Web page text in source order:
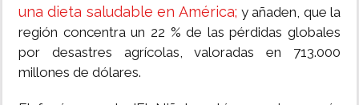
una dieta saludable en América; y añaden, que la
región concentra un 22 % de las pérdidas globales
por desastres agrícolas, valoradas en 713.000
millones de dólares.